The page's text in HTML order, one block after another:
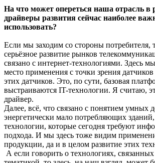
На что может опереться наша отрасль в
драйверы развития сейчас наиболее
использовать?
Если мы заходим со стороны потребителя,
серьёзное развитие рынков
связано с интернет-технологиями. Здесь
место применения с точки зрения
этих датчиков. Это, по сути, базовая
выстраиваются IT-технологии. Я считаю,
драйвер.
Далее, всё, что связано с понятием умных
энергетически мало потребляющих
технологии, которые сегодня требуют
подхода. И мы здесь тоже видим
продукции, да и в целом развитие этих
А если говорить о технологиях,